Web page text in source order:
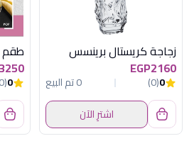
زجاجة كريستال برينسس
EGP2160
0
(0)
0 تم البيع
اشترِ الآن
0
(0)